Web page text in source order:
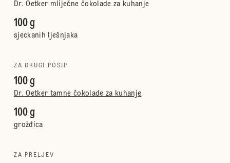
Dr. Oetker mliječne čokolade za kuhanje
100 g
sjeckanih lješnjaka
ZA DRUGI POSIP
100 g
Dr. Oetker tamne čokolade za kuhanje
100 g
grožđica
ZA PRELJEV